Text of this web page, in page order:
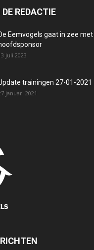
REDACTIE
Eemvogels gaat in zee
juli 2023
trainingen 27-01-2021
januari 2021